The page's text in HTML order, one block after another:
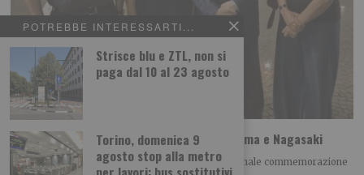
POTREBBE INTERESSARTI...
Strisce blu e ZTL, non si
paga dal 10 al 23 agosto
Torino, domenica 9
agosto stop alla metro
A Torino il ricordo della tragedia di Hiroshima e Nagasaki
Giovedì 6 agosto alle h 21.00 si è tenuta la tradizionale commemorazione